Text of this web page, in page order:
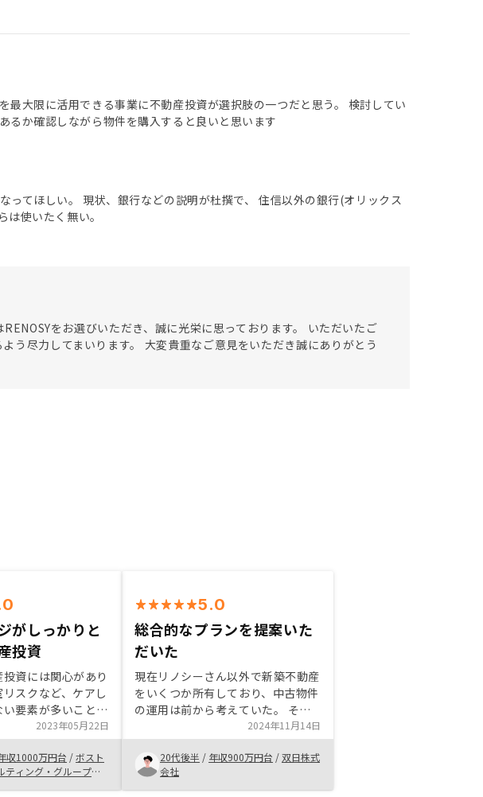
大限に活用できる事業に不動産投資が選択肢の一つだと思う。 検討してい
るか確認しながら物件を購入すると良いと思います
てほしい。 現状、銀行などの説明が杜撰で、 住信以外の銀行(オリックス
使いたく無い。
をお選びいただき、誠に光栄に思っております。 いただいたご
う尽力してまいります。 大変貴重なご意見をいただき誠にありがとう
がしっかりと
投資
資には関心があり
スクなど、ケアし
要素が多いことが
いた。RENOSYであ
や設備リスクな
クをヘッジでき、本
点が魅力的だった
2023年05月22日
収1000万円台 /ボスト
ティング・グループ合
5.0
総合的なプランを提案いた
だいた
現在リノシーさん以外で新築不動産
をいくつか所有しており、中古物件
の運用は前から考えていた。 そこ
をリノシーさんの営業担当者に相談
したところ、総合的な提案を頂き、
出口戦略の具体的なイメージが刺さ
った。
2024年11月14日
20代後半 / 年収900万円台 /双日株式
会社